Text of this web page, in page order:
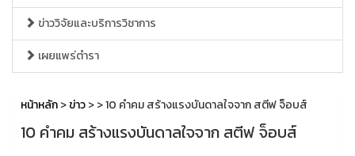
ข่าววิจัยและบริการวิชาการ
เผยแพร่ตำรา
หน้าหลัก>ข่าว>> 10 คำคม สร้างแรงบันดาลใจจาก สตีฟ จ็อบส์
10 คำคม สร้างแรงบันดาลใจจาก สตีฟ จ็อบส์